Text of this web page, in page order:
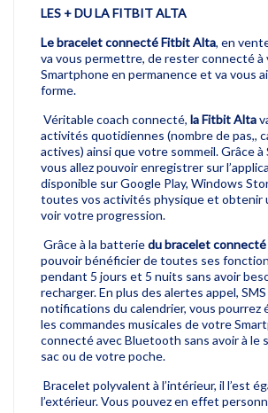
LES + DU LA FITBIT ALTA
Le bracelet connecté Fitbit Alta, en
va vous permettre, de rester connecté à
Smartphone en permanence et va vous
forme.
Véritable coach connecté, la Fitbit Alta
activités quotidiennes (nombre de pas,,
actives) ainsi que votre sommeil. Grâce à
vous allez pouvoir enregistrer sur
disponible sur Google Play, Windows
toutes vos activités physique et obtenir
voir votre progression.
Grâce à la batteriedu bracelet
pouvoir bénéficier de toutes ses
pendant 5 jours et 5 nuits sans avoir
recharger. En plus des alertes appel,
notifications du calendrier, vous pourrez
les commandes musicales de votre
connecté avec Bluetooth sans avoir à le
sac ou de votre poche.
Bracelet polyvalent à l’intérieur, il l’est
l’extérieur. Vous pouvez en effet